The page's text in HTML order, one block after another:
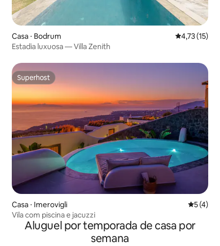
Casa ⋅ Bodrum 4,73 de uma
4,73 (15)
Estadia luxuosa — Villa Zenith
Superhost
Superhost
Casa ⋅ Imerovigli 5 de
5 (4)
Vila com piscina e jacuzzi
Aluguel por temporada de casa por
semana